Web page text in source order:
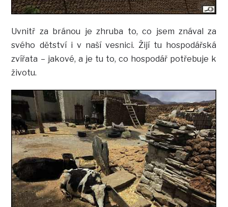
Uvnitř za bránou je zhruba to, co jsem znával za
svého dětství i v naší vesnici. Žijí tu hospodářská
zvířata – jakové, a je tu to, co hospodář potřebuje k
životu.